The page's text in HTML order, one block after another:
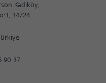
Kadıköy,
34724
90 37